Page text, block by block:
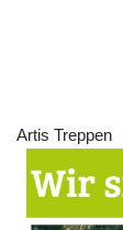
Artis Treppen